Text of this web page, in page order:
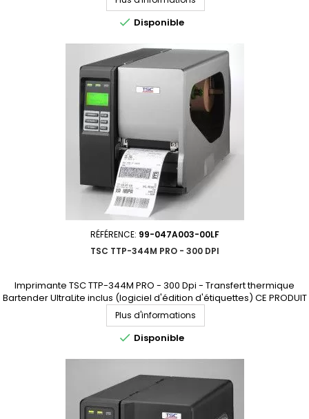
POUR VOUS PROPOSER UN MODÈLE DE REMPLACEMENT.
 Disponible
RÉFÉRENCE: 99-047A003-00LF
TSC TTP-344M PRO - 300 DPI
Imprimante TSC TTP-344M PRO - 300 Dpi - Transfert thermique
Bartender UltraLite inclus (logiciel d'édition d'étiquettes) CE PRODUIT
N'EST PLUS COMMERCIALISÉ. NOUS SOMMES À VOTRE DISPOSITION
POUR VOUS PROPOSER UN MODÈLE DE REMPLACEMENT.
Plus d'informations
 Disponible